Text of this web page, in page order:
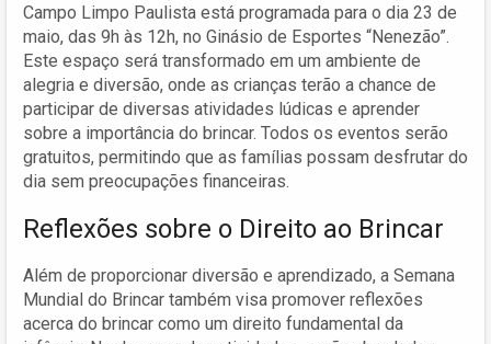
Campo Limpo Paulista está programada para o dia 23 de
maio, das 9h às 12h, no Ginásio de Esportes “Nenezão”.
Este espaço será transformado em um ambiente de
alegria e diversão, onde as crianças terão a chance de
participar de diversas atividades lúdicas e aprender
sobre a importância do brincar. Todos os eventos serão
gratuitos, permitindo que as famílias possam desfrutar do
dia sem preocupações financeiras.
Reflexões sobre o Direito ao Brincar
Além de proporcionar diversão e aprendizado, a Semana
Mundial do Brincar também visa promover reflexões
acerca do brincar como um direito fundamental da